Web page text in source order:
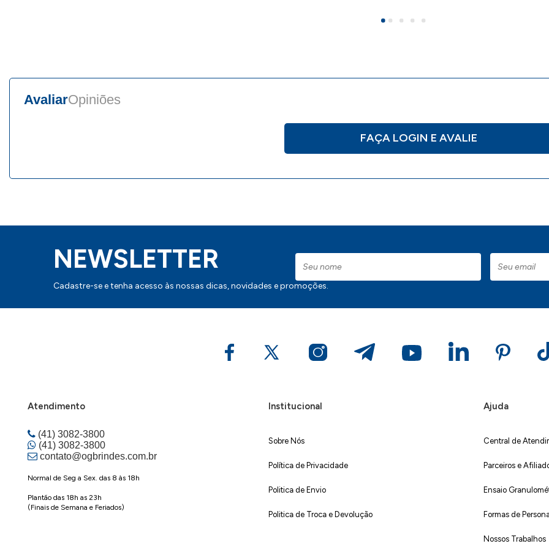
AvaliarOpiniões
FAÇA LOGIN E AVALIE
NEWSLETTER
Cadastre-se e tenha acesso às nossas dicas, novidades e promoções.
Atendimento
(41) 3082-3800
(41) 3082-3800
contato@ogbrindes.com.br
Normal de Seg a Sex. das 8 às 18h
Plantão das 18h as 23h
(Finais de Semana e Feriados)
Institucional
Sobre Nós
Política de Privacidade
Politica de Envio
Politica de Troca e Devolução
Ajuda
Central de
Parceiros e
Ensaio
Formas de
Nossos Trabalhos